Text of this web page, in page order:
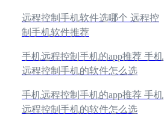
远程控制手机软件选哪个 远程控
制手机软件推荐
手机远程控制手机的app推荐 手机
远程控制手机的软件怎么选
手机远程控制手机的app推荐 手机
远程控制手机的软件怎么选